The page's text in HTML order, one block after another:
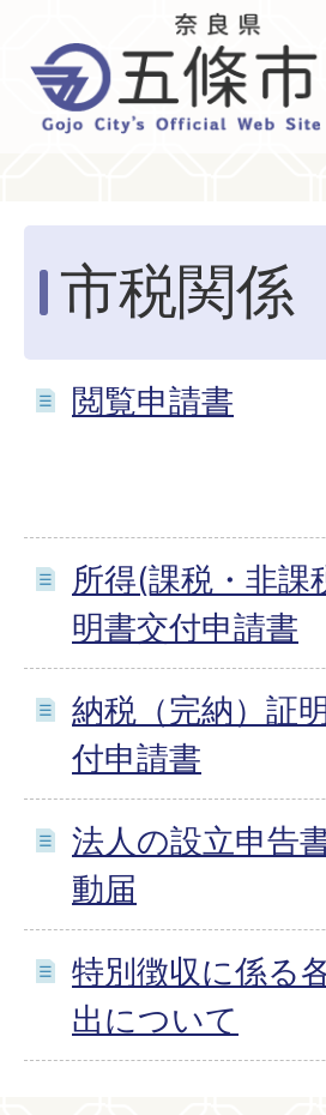
市税関係
閲覧申請書
所得(課税・非課
明書交付申請書
納税（完納）証
付申請書
法人の設立申告
動届
特別徴収に係る
出について